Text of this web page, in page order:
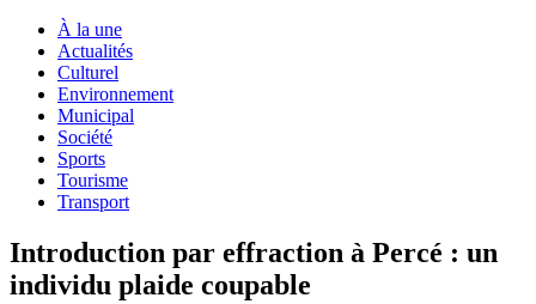
À la une
Actualités
Culturel
Environnement
Municipal
Société
Sports
Tourisme
Transport
Introduction par effraction à Percé : un
individu plaide coupable